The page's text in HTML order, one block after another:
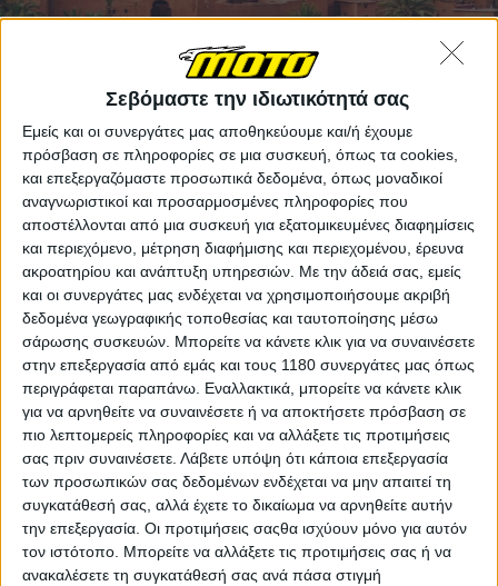
Σεβόμαστε την ιδιωτικότητά σας
Εμείς και οι συνεργάτες μας αποθηκεύουμε και/ή έχουμε
πρόσβαση σε πληροφορίες σε μια συσκευή, όπως τα cookies,
και επεξεργαζόμαστε προσωπικά δεδομένα, όπως μοναδικοί
αναγνωριστικοί και προσαρμοσμένες πληροφορίες που
αποστέλλονται από μια συσκευή για εξατομικευμένες διαφημίσεις
και περιεχόμενο, μέτρηση διαφήμισης και περιεχομένου, έρευνα
ακροατηρίου και ανάπτυξη υπηρεσιών. Με την άδειά σας, εμείς
και οι συνεργάτες μας ενδέχεται να χρησιμοποιήσουμε ακριβή
δεδομένα γεωγραφικής τοποθεσίας και ταυτοποίησης μέσω
σάρωσης συσκευών. Μπορείτε να κάνετε κλικ για να συναινέσετε
στην επεξεργασία από εμάς και τους 1180 συνεργάτες μας όπως
περιγράφεται παραπάνω. Εναλλακτικά, μπορείτε να κάνετε κλικ
για να αρνηθείτε να συναινέσετε ή να αποκτήσετε πρόσβαση σε
πιο λεπτομερείς πληροφορίες και να αλλάξετε τις προτιμήσεις
σας πριν συναινέσετε. Λάβετε υπόψη ότι κάποια επεξεργασία
των προσωπικών σας δεδομένων ενδέχεται να μην απαιτεί τη
συγκατάθεσή σας, αλλά έχετε το δικαίωμα να αρνηθείτε αυτήν
την επεξεργασία. Οι προτιμήσεις σαςθα ισχύουν μόνο για αυτόν
τον ιστότοπο. Μπορείτε να αλλάξετε τις προτιμήσεις σας ή να
ανακαλέσετε τη συγκατάθεσή σας ανά πάσα στιγμή
Το πρόγραμμα του οδοιπορικού
1η μέρα (Σάββατο 1/11): Συνάντηση στο Διεθνές
Αεροδρόμιο Αθηνών και αναχώρηση για το Marakesh.
Μετά τις απαραίτητες διαδικασίες εισόδου στη χώρα
μεταφορά με mini busses στο ξενοδοχείο. Το
απόγευμα θα γίνει η παραλαβή των μοτοσυκλετών και
μια καλή γνωριμία με την πόλη.
2η μέρα (Κυριακή 2/11): Αναχώρηση προς τη
μαγευτική Casablanca, με επίσκεψη στο Τζαμί του
«Hassan του ΙΙ» και στην αγορά. Στη συνέχεια
περιμένει η πρωτεύουσα του Μαρόκου Rabat, όπου
και θα γίνει διανυκτέρευση.
3η μέρα (Δευτέρα 3/11): Συνέχεια προς το βορειότερο
σημείο του ταξιδιού, στο Chefchaouen, “το μπλε
χωριό”, που σίγουρα θα σας θυμίσει κάτι από
Κυκλάδες. Πολλοί λένε ότι δεν έχεις ταξιδέψει στο
Μαρόκο αν δεν έχεις περάσει από εδώ.